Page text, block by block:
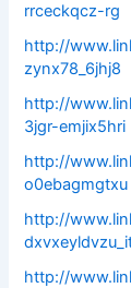
rrceckqcz-rg
http://
zynx78_6jhj8
http://
3jgr-emjix5hri
http://
o0ebagmgtxu
http://
http://